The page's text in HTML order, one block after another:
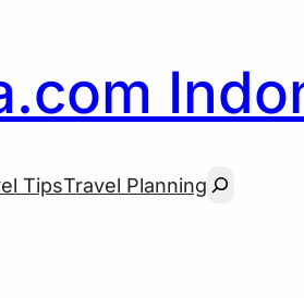
TipsTravel PlanningSearch